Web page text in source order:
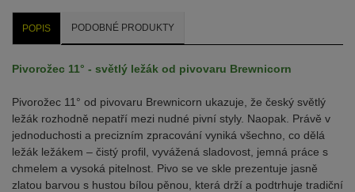
POPIS PODOBNÉ PRODUKTY
Pivorožec 11° - světlý ležák od pivovaru Brewnicorn
Pivorožec 11° od pivovaru Brewnicorn ukazuje, že český světlý
ležák rozhodně nepatří mezi nudné pivní styly. Naopak. Právě v
jednoduchosti a precizním zpracování vyniká všechno, co dělá
ležák ležákem – čistý profil, vyvážená sladovost, jemná práce s
chmelem a vysoká pitelnost. Pivo se ve skle prezentuje jasně
zlatou barvou s hustou bílou pěnou, která drží a podtrhuje tradiční